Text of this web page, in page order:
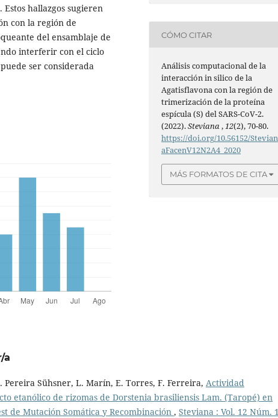
Estos hallazgos sugieren
con la región de
del ensamblaje de
interferir con el ciclo
ser considerada
CÓMO CITAR
Análisis computacional de la
interacción in silico de la
Agatisflavona con la región de
trimerización de la proteína
espícula (S) del SARS-CoV-2.
(2022).Steviana,12(2), 70-80.
https://doi.org/10.56152/Stevian
aFacenV12N2A4_2020
MÁS FORMATOS DE CITA
a
Pereira Sühsner, L. Marín, E. Torres, F. Ferreira, Actividad
etanólico de rizomas de Dorstenia brasiliensis Lam. (Taropé) en
de Mutación Somática y Recombinación , Steviana : Vol. 12 Núm. 1